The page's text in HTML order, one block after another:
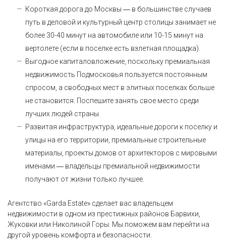
Короткая дорога до Москвы ― в большинстве случаев
путь в деловой и культурный центр столицы занимает не
более 30-40 минут на автомобиле или 10-15 минут на
вертолете (если в поселке есть взлетная площадка).
Выгодное капиталовложение, поскольку премиальная
недвижимость Подмосковья пользуется постоянным
спросом, а свободных мест в элитных поселках больше
не становится. Поспешите занять свое место среди
лучших людей страны.
Развитая инфраструктура, идеальные дороги к поселку и
улицы на его территории, премиальные строительные
материалы, проекты домов от архитекторов с мировыми
именами ― владельцы премиальной недвижимости
получают от жизни только лучшее.
Агентство «Garda Estate» сделает вас владельцем
недвижимости в одном из престижных районов Барвихи,
Жуковки или Николиной Горы. Мы поможем вам перейти на
другой уровень комфорта и безопасности.